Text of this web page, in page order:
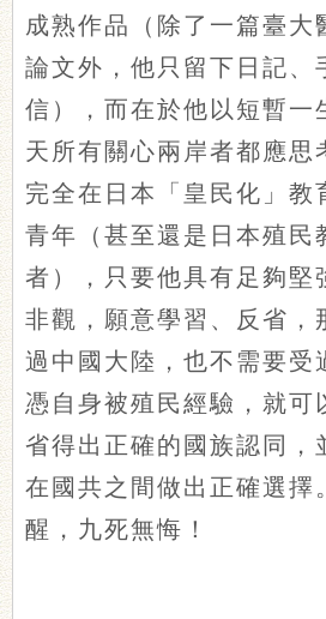
成熟作品（除了一篇臺大
論文外，他只留下日記、
信），而在於他以短暫一
天所有關心兩岸者都應思
完全在日本「皇民化」教
青年（甚至還是日本殖民
者），只要他具有足夠堅
非觀，願意學習、反省，
過中國大陸，也不需要受
憑自身被殖民經驗，就可
省得出正確的國族認同，
在國共之間做出正確選擇
醒，九死無悔！